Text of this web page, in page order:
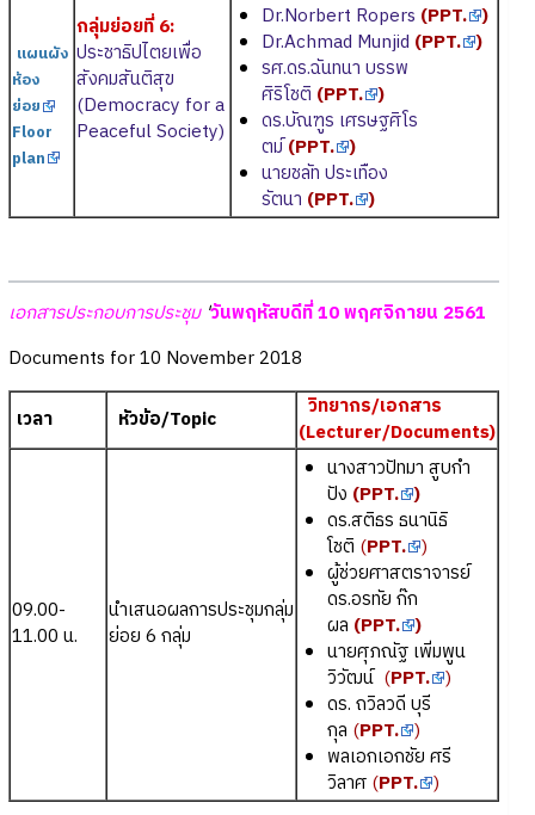
แผนผัง
ห้อง
ย่อย
Floor
plan
กลุ่มย่อยที่ 6:
ประชาธิปไตยเพื่อ
สังคมสันติสุข
(Democracy for a
Peaceful Society)
Dr.Norbert Ropers (PPT. )
Dr.Achmad Munjid (PPT. )
รศ.ดร.ฉันทนา บรรพ
ศิริโชติ (PPT. )
ดร.บัณฑูร เศรษฐศิโร
ตม์(PPT. )
นายชลัท ประเทือง
รัตนา (PPT. )
เอกสารประกอบการประชุม 'วันพฤหัสบดีที่ 10 พฤศจิกายน 2561
Documents for 10 November 2018
เวลา หัวข้อ/Topic
วิทยากร/เอกสาร
(Lecturer/Documents)
09.00-
11.00 น.
นำเสนอผลการประชุมกลุ่ม
ย่อย 6 กลุ่ม
นางสาวปัทมา สูบกำ
ปัง (PPT. )
ดร.สติธร ธนานิธิ
โชติ (PPT. )
ผู้ช่วยศาสตราจารย์
ดร.อรทัย ก๊ก
ผล (PPT. )
นายศุภณัฐ เพิ่มพูน
วิวัฒน์ (PPT. )
ดร. ถวิลวดี บุรี
กุล (PPT. )
พลเอกเอกชัย ศรี
วิลาศ (PPT. )